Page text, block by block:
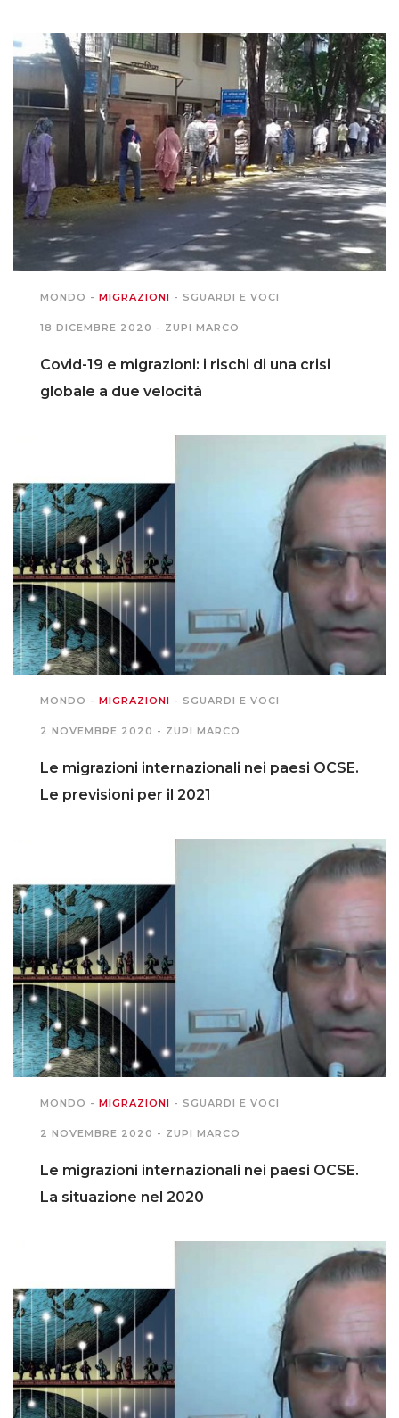
MONDO - MIGRAZIONI - SGUARDI E VOCI
18 DICEMBRE 2020 - ZUPI MARCO
Covid-19 e migrazioni: i rischi di una crisi
globale a due velocità
MONDO - MIGRAZIONI - SGUARDI E VOCI
2 NOVEMBRE 2020 - ZUPI MARCO
Le migrazioni internazionali nei paesi OCSE.
Le previsioni per il 2021
MONDO - MIGRAZIONI - SGUARDI E VOCI
2 NOVEMBRE 2020 - ZUPI MARCO
Le migrazioni internazionali nei paesi OCSE.
La situazione nel 2020